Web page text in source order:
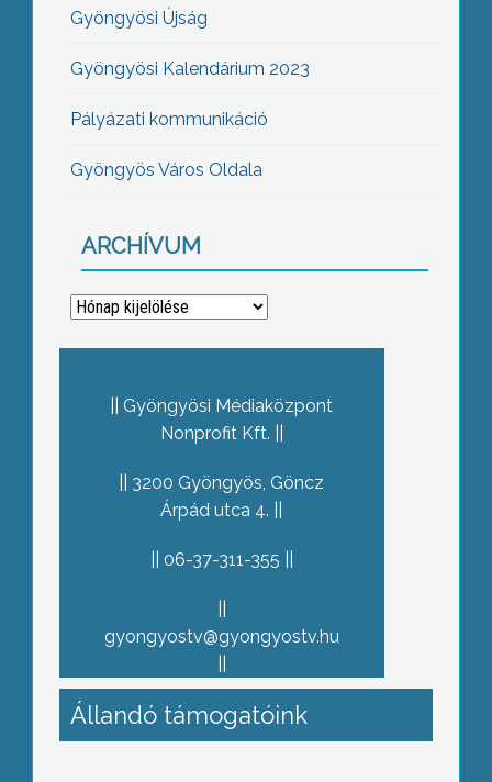
Gyöngyösi Újság
Gyöngyösi Kalendárium 2023
Pályázati kommunikáció
Gyöngyös Város Oldala
ARCHÍVUM
Archívum
Gyöngyösi Médiaközpont
Nonprofit Kft.
3200 Gyöngyös, Göncz
Árpád utca 4.
06-37-311-355
gyongyostv@gyongyostv.hu
Állandó támogatóink